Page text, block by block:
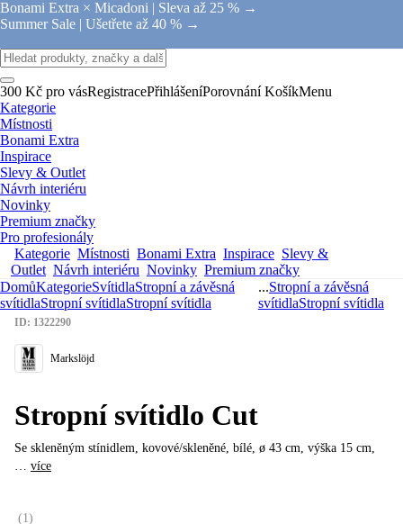
Bonami Extra × Micadoni | Sleva až 25 % →
Summer Sale | Ušetřete až 40 % →
300 Kč pro vásRegistracePřihlášeníPorovnání KošíkMenu
Kategorie
Místnosti
Bonami Extra
Inspirace
Slevy & Outlet
Návrh interiéru
Novinky
Premium značky
Pro profesionály
Kategorie Místnosti Bonami Extra Inspirace Slevy &
Outlet Návrh interiéru Novinky Premium značky
DomůKategorieSvítidlaStropní a závěsná
svítidlaStropní svítidlaStropní svítidla
...Stropní a závěsná
svítidlaStropní svítidla
ID: 1322290
Markslöjd
Stropní svítidlo Cut
Se skleněným stínidlem, kovové/skleněné, bílé, ø 43 cm, výška 15 cm,
… více
(1 )